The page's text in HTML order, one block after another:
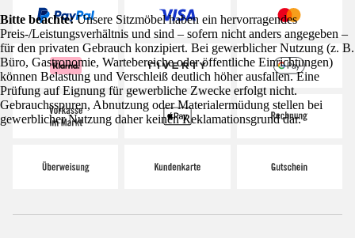
Bitte beachte:Unsere Sitzmöbel haben ein hervorragendes
Preis-/Leistungsverhältnis und sind – sofern nicht anders angegeben –
für den privaten Gebrauch konzipiert. Bei gewerblicher Nutzung (z. B.
Büro, Gastronomie, Wartebereiche oder öffentliche Einrichtungen)
können Belastung und Verschleiß deutlich höher ausfallen. Eine
Prüfung auf Eignung für gewerbliche Zwecke erfolgt nicht.
Gebrauchsspuren, Abnutzung oder Materialermüdung stellen bei
gewerblicher Nutzung daher keinen Reklamationsgrund dar.